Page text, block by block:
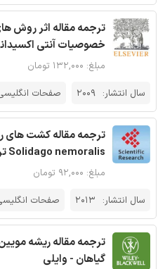
ترجمه مقاله اثر
خصوصیات آنتی
مبلغ: ۱۳۲,۰۰۰ تومان
سال انتشار: 2009 صفحات
ترجمه مقاله کشت های
Solidago nemoralis ترنسفورم شده - نشریه Scirp
مبلغ: ۹۲,۰۰۰ تومان
سال انتشار: 2013 صفحات
ترجمه مقاله ریشه
گیاهان - وایلی